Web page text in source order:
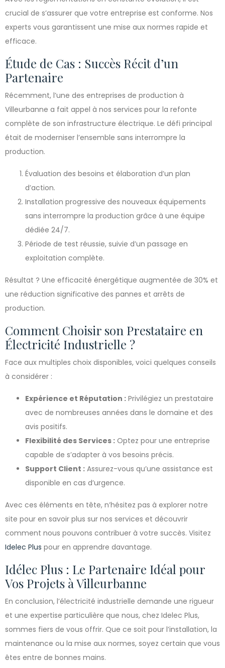
crucial de s’assurer que votre entreprise est conforme. Nos
experts vous garantissent une mise aux normes rapide et
efficace.
Étude de Cas : Succès Récit d’un
Partenaire
Récemment, l’une des entreprises de production à
Villeurbanne a fait appel à nos services pour la refonte
complète de son infrastructure électrique. Le défi principal
était de moderniser l’ensemble sans interrompre la
production.
Évaluation des besoins et élaboration d’un plan
d’action.
Installation progressive des nouveaux équipements
sans interrompre la production grâce à une équipe
dédiée 24/7.
Période de test réussie, suivie d’un passage en
exploitation complète.
Résultat ? Une efficacité énergétique augmentée de 30% et
une réduction significative des pannes et arrêts de
production.
Comment Choisir son Prestataire en
Électricité Industrielle ?
Face aux multiples choix disponibles, voici quelques conseils
à considérer :
Expérience et Réputation : Privilégiez un prestataire
avec de nombreuses années dans le domaine et des
avis positifs.
Flexibilité des Services : Optez pour une entreprise
capable de s’adapter à vos besoins précis.
Support Client : Assurez-vous qu’une assistance est
disponible en cas d’urgence.
Avec ces éléments en tête, n’hésitez pas à explorer notre
site pour en savoir plus sur nos services et découvrir
comment nous pouvons contribuer à votre succès. Visitez
Idelec Plus pour en apprendre davantage.
Idélec Plus : Le Partenaire Idéal pour
Vos Projets à Villeurbanne
En conclusion, l’électricité industrielle demande une rigueur
et une expertise particulière que nous, chez Idelec Plus,
sommes fiers de vous offrir. Que ce soit pour l’installation, la
maintenance ou la mise aux normes, soyez certain que vous
êtes entre de bonnes mains.